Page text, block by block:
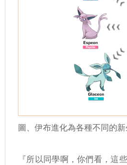
圖、伊布進化為各種不同的
『所以同學啊，你們看，這